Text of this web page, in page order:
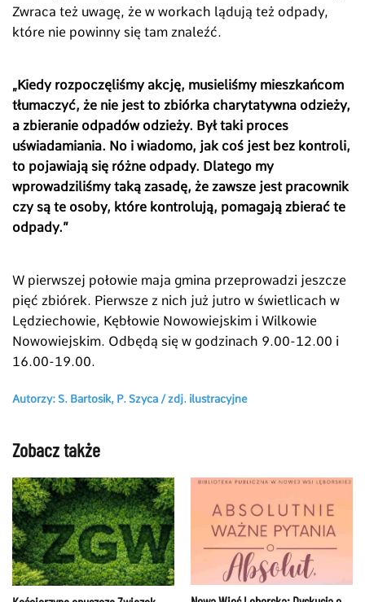
Zwraca też uwagę, że w workach lądują też odpady,
które nie powinny się tam znaleźć.
„Kiedy rozpoczęliśmy akcję, musieliśmy mieszkańcom
tłumaczyć, że nie jest to zbiórka charytatywna odzieży,
a zbieranie odpadów odzieży. Był taki proces
uświadamiania. No i wiadomo, jak coś jest bez kontroli,
to pojawiają się różne odpady. Dlatego my
wprowadziliśmy taką zasadę, że zawsze jest pracownik
czy są te osoby, które kontrolują, pomagają zbierać te
odpady.”
W pierwszej połowie maja gmina przeprowadzi jeszcze
pięć zbiórek. Pierwsze z nich już jutro w świetlicach w
Lędziechowie, Kębłowie Nowowiejskim i Wilkowie
Nowowiejskim. Odbędą się w godzinach 9.00-12.00 i
16.00-19.00.
Autorzy: S. Bartosik, P. Szyca /zdj. ilustracyjne
Zobacz także